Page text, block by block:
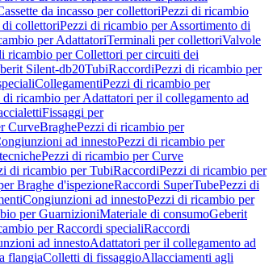
da incasso per collettoriPezzi di ricambio
collettoriPezzi di ricambio per Assortimento di
per AdattatoriTerminali per collettoriValvole
ricambio per Collettori per circuiti dei
Silent-db20TubiRaccordiPezzi di ricambio per
CollegamentiPezzi di ricambio per
di ricambio per Adattatori per il collegamento ad
Fissaggi per
CurveBraghePezzi di ricambio per
ad innestoPezzi di ricambio per
Pezzi di ricambio per Curve
di ricambio per TubiRaccordiPezzi di ricambio per
Braghe d'ispezioneRaccordi SuperTubePezzi di
Congiunzioni ad innestoPezzi di ricambio per
per GuarnizioniMateriale di consumoGeberit
per Raccordi specialiRaccordi
ad innestoAdattatori per il collegamento ad
flangiaColletti di fissaggioAllacciamenti agli